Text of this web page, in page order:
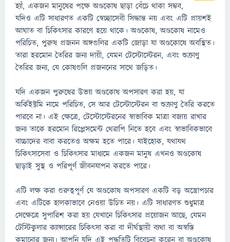
হ্যাঁ, একজন মানুষের পক্ষে অণ্ডকোষ ছাড়া বেঁচে থাকা সম্ভব,
যদিও এটি সাধারণত একটি স্বেচ্ছাসেবী সিদ্ধান্ত নয় এবং এটি প্রায়শই
আঘাত বা চিকিৎসার কারণে হয়ে থাকে। অণ্ডকোষ, অণ্ডকোষ নামেও
পরিচিত, পুরুষ প্রজনন অঙ্গগুলির একটি জোড়া যা অণ্ডকোষে অবস্থিত।
তারা হরমোন তৈরির জন্য দায়ী, যেমন টেস্টোস্টেরন, এবং শুক্রাণু
তৈরির জন্য, যে কোষগুলি প্রজননের সাথে জড়িত।
যদি একজন পুরুষের উভয় অণ্ডকোষ অপসারণ করা হয়, যা
অর্কিইক্টমি নামে পরিচিত, সে আর টেস্টোস্টেরন বা শুক্রাণু তৈরি করতে
পারবে না। এই ক্ষেত্রে, টেস্টোস্টেরনের স্বাভাবিক মাত্রা বজায় রাখার
জন্য তাকে হরমোন রিপ্লেসমেন্ট থেরাপি নিতে হবে এবং স্বাভাবিকভাবে
বাচ্চাদের বাবা করতেও অক্ষম হতে পারে। যাইহোক, যথাযথ
চিকিৎসাসেবা ও চিকিৎসার মাধ্যমে একজন মানুষ এখনও অণ্ডকোষ
ছাড়াই সুস্থ ও পরিপূর্ণ জীবনযাপন করতে পারে।
এটি লক্ষ করা গুরুত্বপূর্ণ যে অণ্ডকোষ অপসারণ একটি বড় অস্ত্রোপচার
এবং এটিকে হালকাভাবে নেওয়া উচিত নয়। এটি সাধারণত শুধুমাত্র
সেক্ষেত্রে সুপারিশ করা হয় যেখানে চিকিৎসার প্রয়োজন আছে, যেমন
টেস্টিকুলার ক্যান্সারের চিকিৎসা করা বা দীর্ঘস্থায়ী ব্যথা বা অস্বস্তি